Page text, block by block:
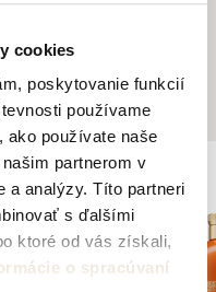
cookies
poskytovanie funkcií
používame
ako používate naše
partnerom v
a analýzy. Títo partneri
s ďalšími
ktoré od vás získali,
o spracúvaní